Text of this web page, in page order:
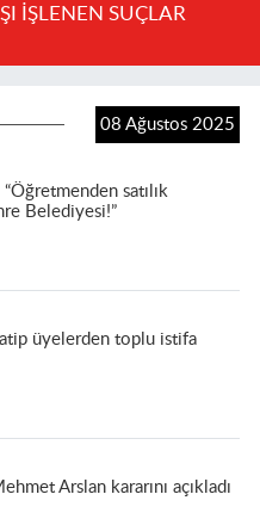
İŞLENEN SUÇLAR
08 Ağustos 2025
“Öğretmenden satılık
Belediyesi!”
üyelerden toplu istifa
Arslan kararını açıkladı